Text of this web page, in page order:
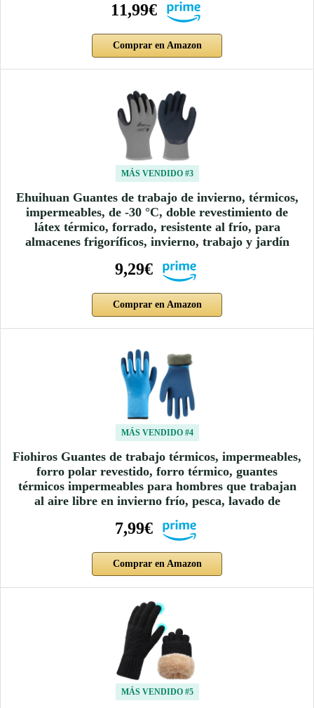
11,99€
Comprar en Amazon
MÁS VENDIDO #3
Ehuihuan Guantes de trabajo de invierno, térmicos,
impermeables, de -30 °C, doble revestimiento de
látex térmico, forrado, resistente al frío, para
almacenes frigoríficos, invierno, trabajo y jardín
9,29€
Comprar en Amazon
MÁS VENDIDO #4
Fiohiros Guantes de trabajo térmicos, impermeables,
forro polar revestido, forro térmico, guantes
térmicos impermeables para hombres que trabajan
al aire libre en invierno frío, pesca, lavado de
7,99€
Comprar en Amazon
MÁS VENDIDO #5